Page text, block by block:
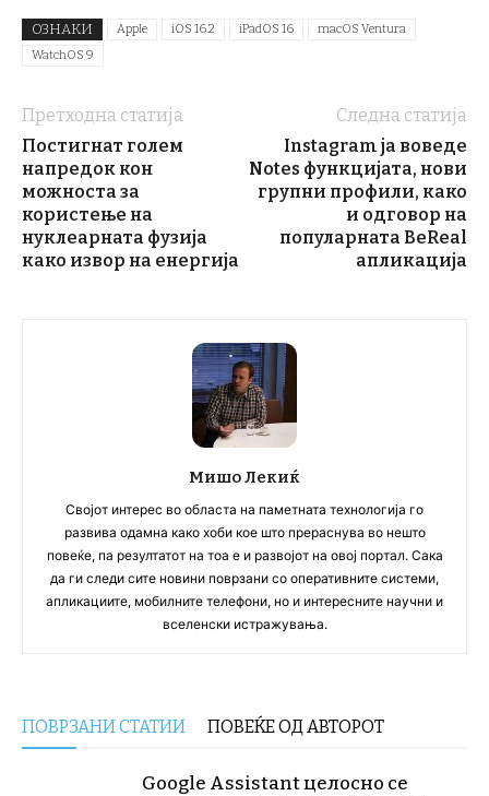
ОЗНАКИ Apple iOS 16.2 iPadOS 16
macOS Ventura
WatchOS 9
Претходна статија
Постигнат голем
напредок кон
можноста за
користење на
нуклеарната фузија
како извор на енергија
Следна статија
Instagram ја воведе
Notes функцијата, нови
групни профили, како
и одговор на
популарната BeReal
апликација
Мишо Лекиќ
Својот интерес во областа на паметната технологија го
развива одамна како хоби кое што прераснува во нешто
повеќе, па резултатот на тоа е и развојот на овој портал. Сака
да ги следи сите новини поврзани со оперативните системи,
апликациите, мобилните телефони, но и интересните научни и
вселенски истражувања.
ПОВРЗАНИ СТАТИИ ПОВЕЌЕ ОД АВТОРОТ
Google Assistant целосно се